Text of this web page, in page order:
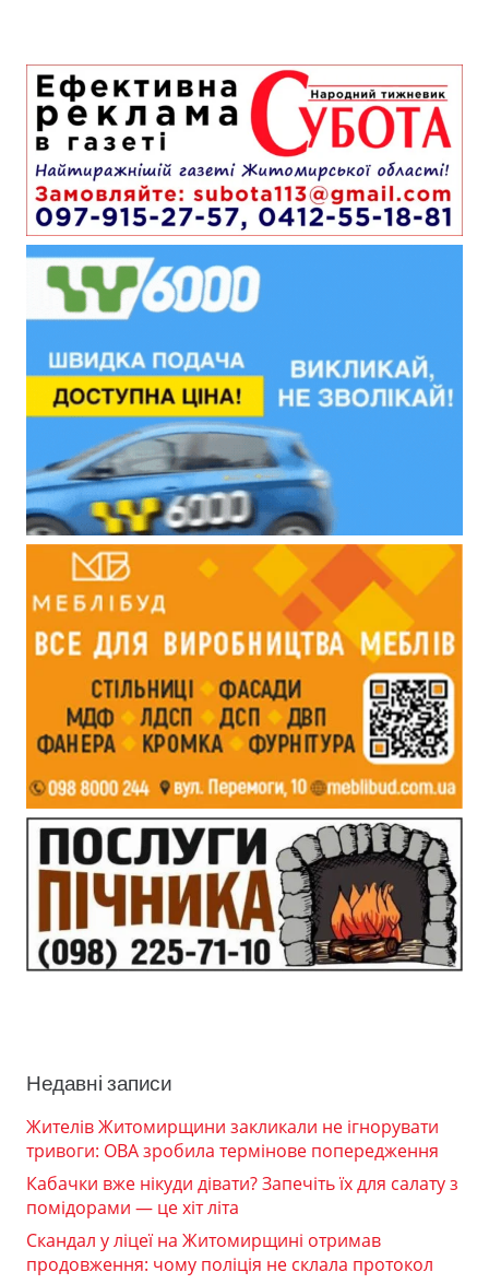
Недавні записи
Жителів Житомирщини закликали не ігнорувати
тривоги: ОВА зробила термінове попередження
Кабачки вже нікуди дівати? Запечіть їх для салату з
помідорами — це хіт літа
Скандал у ліцеї на Житомирщині отримав
продовження: чому поліція не склала протокол